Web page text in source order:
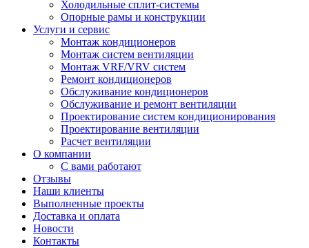
Холодильные сплит-системы
Опорные рамы и конструкции
Услуги и сервис
Монтаж кондиционеров
Монтаж систем вентиляции
Монтаж VRF/VRV систем
Ремонт кондиционеров
Обслуживание кондиционеров
Обслуживание и ремонт вентиляции
Проектирование систем кондиционирования
Проектирование вентиляции
Расчет вентиляции
О компании
С вами работают
Отзывы
Наши клиенты
Выполненные проекты
Доставка и оплата
Новости
Контакты